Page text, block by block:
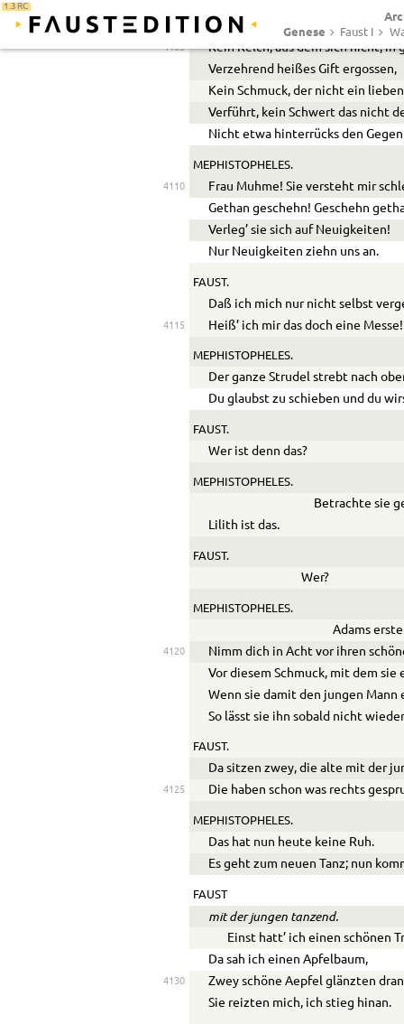
1.3 RC
Genese
Faust I
Kein Dolch ist hier, von dem nicht
4105
Kein Kelch, aus dem sich nicht, in
Verzehrend heißes Gift ergossen,
Kein Schmuck, der nicht ein
Verführt, kein Schwert das nicht
Nicht etwa hinterrücks den
MEPHISTOPHELES.
4110
Frau Muhme! Sie versteht mir
Gethan geschehn! Geschehn
Verleg’ sie sich auf Neuigkeiten!
Nur Neuigkeiten ziehn uns an.
FAUST.
Daß ich mich nur nicht selbst
4115 Heiß’ ich mir das doch eine Messe!
MEPHISTOPHELES.
Der ganze Strudel strebt nach
Du glaubst zu schieben und du
FAUST.
Wer ist denn das?
MEPHISTOPHELES.
Betrachte sie
Lilith ist das.
FAUST.
Wer?
MEPHISTOPHELES.
Adams erste
4120
Nimm dich in Acht vor ihren
Vor diesem Schmuck, mit dem sie
Wenn sie damit den jungen Mann
So lässt sie ihn sobald nicht
FAUST.
Da sitzen zwey, die alte mit der
4125 Die haben schon was rechts
MEPHISTOPHELES.
Das hat nun heute keine Ruh.
Es geht zum neuen Tanz; nun
FAUST
mit der jungen tanzend.
Einst hatt’ ich einen schönen
Da sah ich einen Apfelbaum,
4130
Zwey schöne Aepfel glänzten
Sie reizten mich, ich stieg hinan.